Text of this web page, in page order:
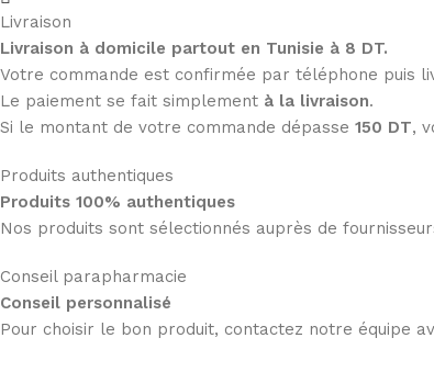
Livraison
Livraison à domicile partout en Tunisie à 8 DT.
Votre commande est confirmée par téléphone puis
Le paiement se fait simplement à la livraison.
Si le montant de votre commande dépasse 150 DT,
Produits authentiques
Produits 100% authentiques
Nos produits sont sélectionnés auprès de
Conseil parapharmacie
Conseil personnalisé
Pour choisir le bon produit, contactez notre équipe